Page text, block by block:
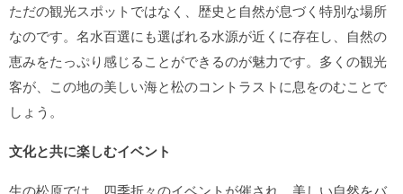
ただの観光スポットではなく、歴史と自然が息づく特別な場所
なのです。名水百選にも選ばれる水源が近くに存在し、自然の
恵みをたっぷり感じることができるのが魅力です。多くの観光
客が、この地の美しい海と松のコントラストに息をのむことで
しょう。
文化と共に楽しむイベント
生の松原では、四季折々のイベントが催され、美しい自然をバ